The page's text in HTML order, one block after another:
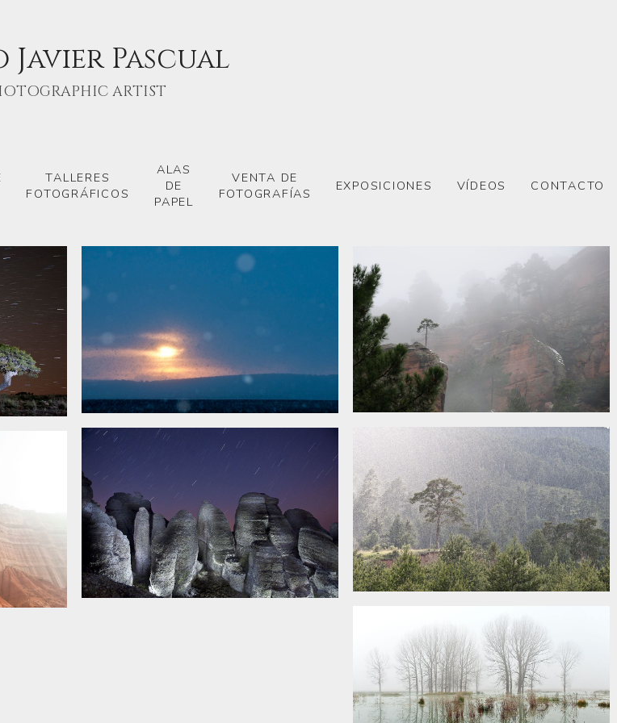
Javier Pascual
ARTIST
TALLERES
FOTOGRÁFICOS
ALAS
DE
PAPEL
VENTA DE
FOTOGRAFÍAS
EXPOSICIONES VÍDEOS CONTACTO